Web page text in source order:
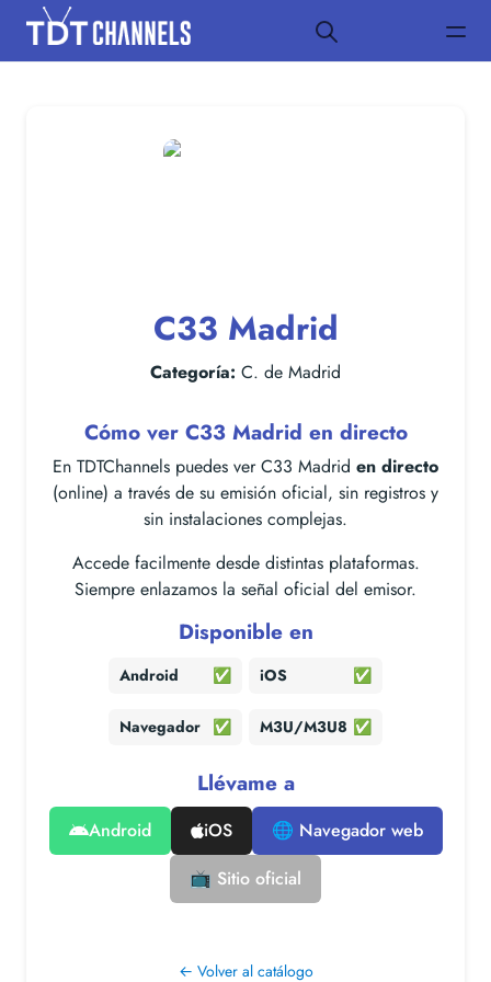
C33 Madrid
Categoría: C. de Madrid
Cómo ver C33 Madrid en directo
En TDTChannels puedes ver C33 Madrid en directo
(online) a través de su emisión oficial, sin registros y
sin instalaciones complejas.
Accede facilmente desde distintas plataformas.
Siempre enlazamos la señal oficial del emisor.
Disponible en
Android ✅ iOS ✅
Navegador ✅ M3U/M3U8 ✅
Llévame a
Android iOS
🌐 Navegador web
📺 Sitio oficial
← Volver al catálogo